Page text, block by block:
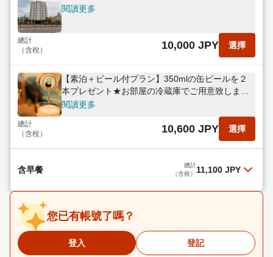
閱讀更多
總計
（含稅）
10,000 JPY 選擇
【素泊＋ビール付プラン】350mlの缶ビールを２
本プレゼント★お部屋の冷蔵庫でご用意致しま
す！
閱讀更多
總計
（含稅）
10,600 JPY 選擇
含早餐
總計
（含稅） 11,100 JPY
閱讀更多
總計
11,100 JPY 選擇
您已有帳號了嗎？
登入 登記